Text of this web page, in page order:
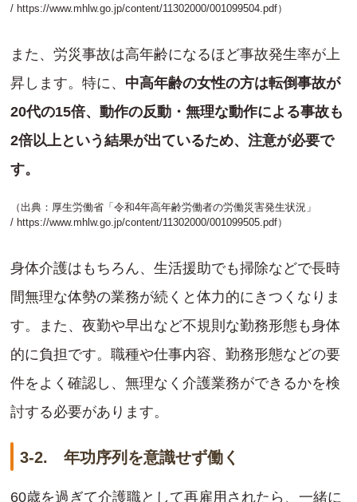
/ https://www.mhlw.go.jp/content/11302000/001099504.pdf）
また、労災事故は高年齢になるほど事故発生率が上
昇します。特に、 中高年齢の女性の方は転倒事故が
20代の15倍、動作の反動・無理な動作による事故も
2倍以上という結果が出ているため、注意が必要で
す。
（出典：厚生労働省「令和4年高年齢労働者の労働災害発生状況」
/ https://www.mhlw.go.jp/content/11302000/001099505.pdf）
身体介護はもちろん、生活援助でも掃除などで長時
間無理な体勢の業務が続くと体力的にきつくなりま
す。また、夜勤や早出など不規則な勤務形態も身体
的に負担です。職種や仕事内容、勤務形態などの要
件をよく確認し、無理なく介護業務ができるかを検
討する必要があります。
3-2. 年功序列を意識せず働く
60歳を過ぎて介護職として再雇用されたら、一緒に